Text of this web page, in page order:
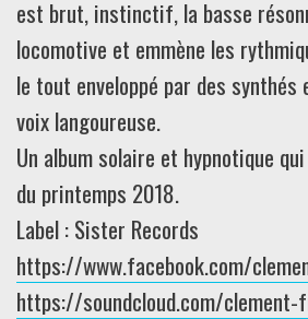
est brut, instinctif, la basse
locomotive et emmène les
le tout enveloppé par des
voix langoureuse.
Un album solaire et hypnotique
du printemps 2018.
Label : Sister Records
https://www.facebook.com/
https://soundcloud.com/